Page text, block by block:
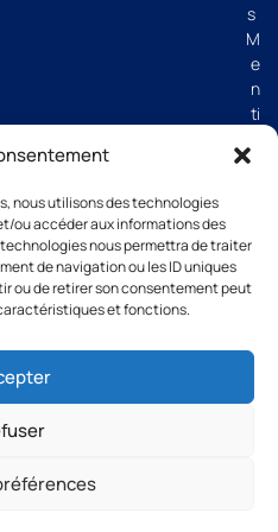
nous utilisons des technologies
ou accéder aux informations des
nous permettra de traiter
de navigation ou les ID uniques
ou de retirer son consentement peut
et fonctions.
s
M
e
n
ti
g
e
G